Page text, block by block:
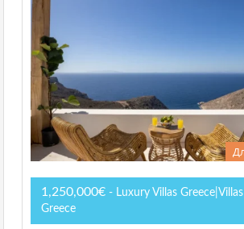
1,250,000€ - Luxury Villas
Greece